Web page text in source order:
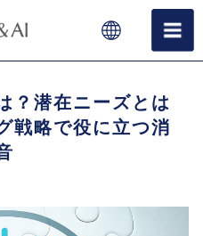
？潜在ニーズとは
戦略で役に立つ消